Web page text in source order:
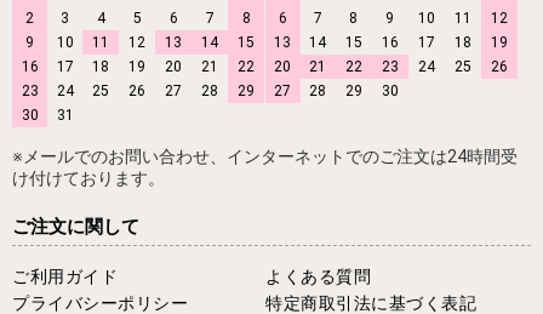
2
3 4 5 6 7
8
9
10 11 12 13 14
15
16
17 18 19 20 21
22
23
24 25 26 27 28
29
30
31
6
7 8 9 10 11
12
13
14 15 16 17 18
19
20
21 22 23 24 25
26
27
28 29 30
※メールでのお問い合わせ、インターネットでのご注文は24時間受
け付けております。
ご注文に関して
ご利用ガイド
よくある質問
プライバシーポリシー
特定商取引法に基づく表記